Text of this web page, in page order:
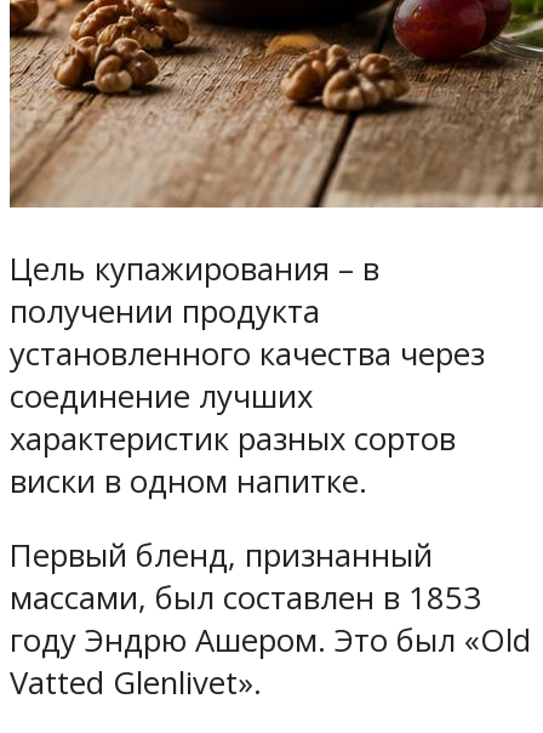
Цель купажирования – в
получении продукта
установленного качества через
соединение лучших
характеристик разных сортов
виски в одном напитке.
Первый бленд, признанный
массами, был составлен в 1853
году Эндрю Ашером. Это был «Old
Vatted Glenlivet».